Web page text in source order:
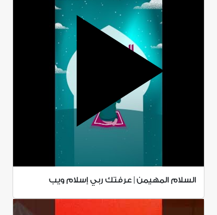
السلام المهيمن | عرفتك ربي إسلام ويب